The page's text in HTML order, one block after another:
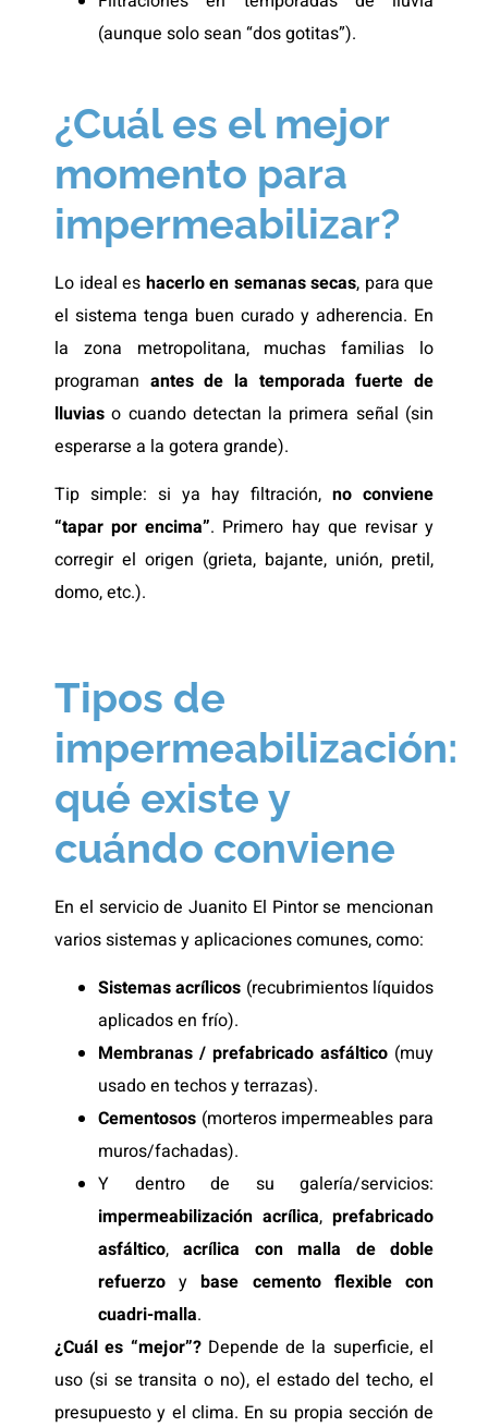
(aunque solo sean “dos gotitas”).
¿Cuál es el mejor
momento para
impermeabilizar?
Lo ideal es hacerlo en semanas secas, para que
el sistema tenga buen curado y adherencia. En
la zona metropolitana, muchas familias lo
programan antes de la temporada fuerte de
lluvias o cuando detectan la primera señal (sin
esperarse a la gotera grande).
Tip simple: si ya hay filtración, no conviene
“tapar por encima”. Primero hay que revisar y
corregir el origen (grieta, bajante, unión, pretil,
domo, etc.).
Tipos de
impermeabilización:
qué existe y
cuándo conviene
En el servicio de Juanito El Pintor se mencionan
varios sistemas y aplicaciones comunes, como:
Sistemas acrílicos (recubrimientos líquidos
aplicados en frío).
Membranas / prefabricado asfáltico (muy
usado en techos y terrazas).
Cementosos (morteros impermeables para
muros/fachadas).
Y dentro de su galería/servicios:
impermeabilización acrílica, prefabricado
asfáltico,acrílica con malla de doble
refuerzo ybase cemento flexible con
cuadri-malla.
¿Cuál es “mejor”?Depende de la superficie, el
uso (si se transita o no), el estado del techo, el
presupuesto y el clima. En su propia sección de